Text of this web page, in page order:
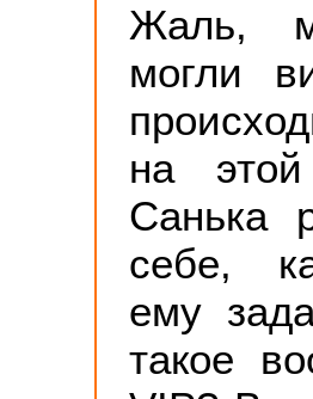
Жаль,
могли
на
Санька
себе,
ему
такое